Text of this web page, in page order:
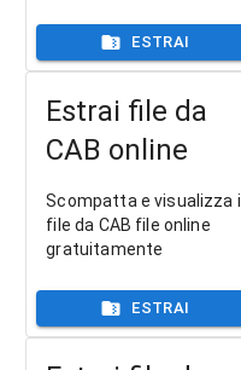
ESTRAI
Estrai file da
CAB online
Scompatta e visualizza i
file da CAB file online
gratuitamente
ESTRAI